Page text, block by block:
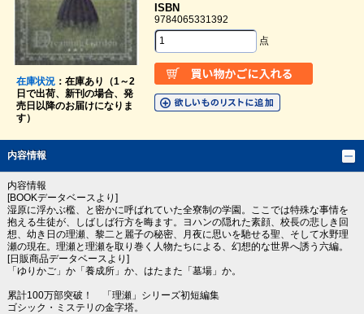
在庫状況：在庫あり（1～2
日で出荷、新刊の場合、発
売日以降のお届けになりま
す）
ISBN
9784065331392
点
内容情報
内容情報
[BOOKデータベースより]
湿原に浮かぶ檻、と密かに呼ばれていた全寮制の学園。ここでは特殊な事情を
抱える生徒が、しばしば行方を晦ます。ヨハンの隠れた素顔、校長の悲しき回
想、幼き日の理瀬、黎二と麗子の秘密、月夜に思いを馳せる聖、そして水野理
瀬の現在。理瀬と理瀬を取り巻く人物たちによる、幻想的な世界へ誘う六編。
[日販商品データベースより]
「ゆりかご」か「養成所」か、はたまた「墓場」か。
累計100万部突破！ 「理瀬」シリーズ初短編集
ゴシック・ミステリの金字塔。